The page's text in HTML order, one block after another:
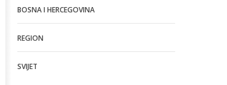
BOSNA I HERCEGOVINA
REGION
SVIJET